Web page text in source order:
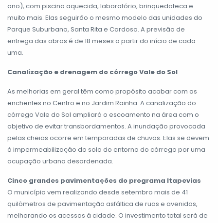
ano), com piscina aquecida, laboratório, brinquedoteca e
muito mais. Elas seguirão o mesmo modelo das unidades do
Parque Suburbano, Santa Rita e Cardoso. A previsão de
entrega das obras é de 18 meses a partir do início de cada
uma.
Canalização e drenagem do córrego Vale do Sol
As melhorias em geral têm como propósito acabar com as
enchentes no Centro e no Jardim Rainha. A canalização do
córrego Vale do Sol ampliará o escoamento na área com o
objetivo de evitar transbordamentos. A inundação provocada
pelas cheias ocorre em temporadas de chuvas. Elas se devem
à impermeabilização do solo do entorno do córrego por uma
ocupação urbana desordenada.
Cinco grandes pavimentações do programa Itapevias
O município vem realizando desde setembro mais de 41
quilômetros de pavimentação asfáltica de ruas e avenidas,
melhorando os acessos à cidade. O investimento total será de